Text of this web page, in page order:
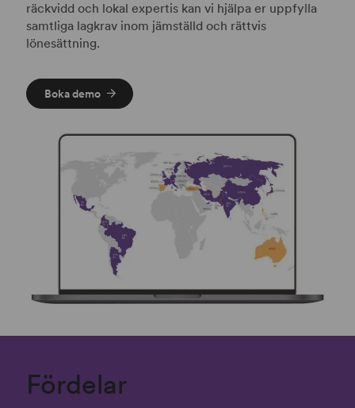
räckvidd och lokal expertis kan vi hjälpa er uppfylla
samtliga lagkrav inom jämställd och rättvis
lönesättning.
Boka demo
Fördelar